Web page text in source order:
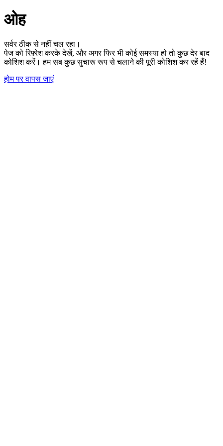
ओह
सर्वर ठीक से नहीं चल रहा।
पेज को रिफ़्रेश करके देखें, और अगर फिर भी कोई समस्या हो तो कुछ देर बाद
कोशिश करें। हम सब कुछ सुचारू रूप से चलाने की पूरी कोशिश कर रहें हैं!
होम पर वापस जाएं